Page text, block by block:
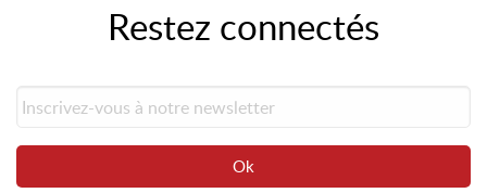
Restez connectés